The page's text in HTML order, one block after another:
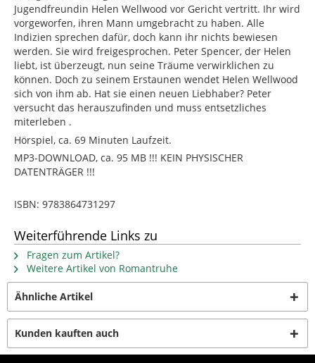
Jugendfreundin Helen Wellwood vor Gericht vertritt. Ihr wird
vorgeworfen, ihren Mann umgebracht zu haben. Alle
Indizien sprechen dafür, doch kann ihr nichts bewiesen
werden. Sie wird freigesprochen. Peter Spencer, der Helen
liebt, ist überzeugt, nun seine Träume verwirklichen zu
können. Doch zu seinem Erstaunen wendet Helen Wellwood
sich von ihm ab. Hat sie einen neuen Liebhaber? Peter
versucht das herauszufinden und muss entsetzliches
miterleben .
Hörspiel, ca. 69 Minuten Laufzeit.
MP3-DOWNLOAD, ca. 95 MB !!! KEIN PHYSISCHER
DATENTRÄGER !!!
ISBN: 9783864731297
Weiterführende Links zu
Fragen zum Artikel?
Weitere Artikel von Romantruhe
Ähnliche Artikel
Kunden kauften auch